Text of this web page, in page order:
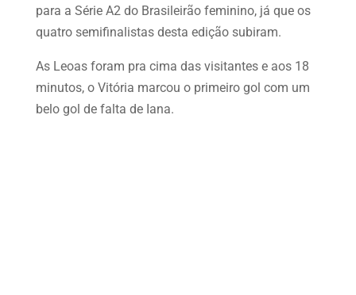
para a Série A2 do Brasileirão feminino, já que os
quatro semifinalistas desta edição subiram.
As Leoas foram pra cima das visitantes e aos 18
minutos, o Vitória marcou o primeiro gol com um
belo gol de falta de Iana.